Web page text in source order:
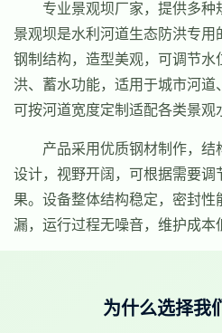
专业景观坝厂家，提供多种
景观坝是水利河道生态防洪专
钢制结构，造型美观，可调节
洪、蓄水功能，适用于城市河道
可按河道宽度定制适配各类景观
产品采用优质钢材制作，
设计，视野开阔，可根据需要
果。设备整体结构稳定，密封
漏，运行过程无噪音，维护成本
为什么选择我